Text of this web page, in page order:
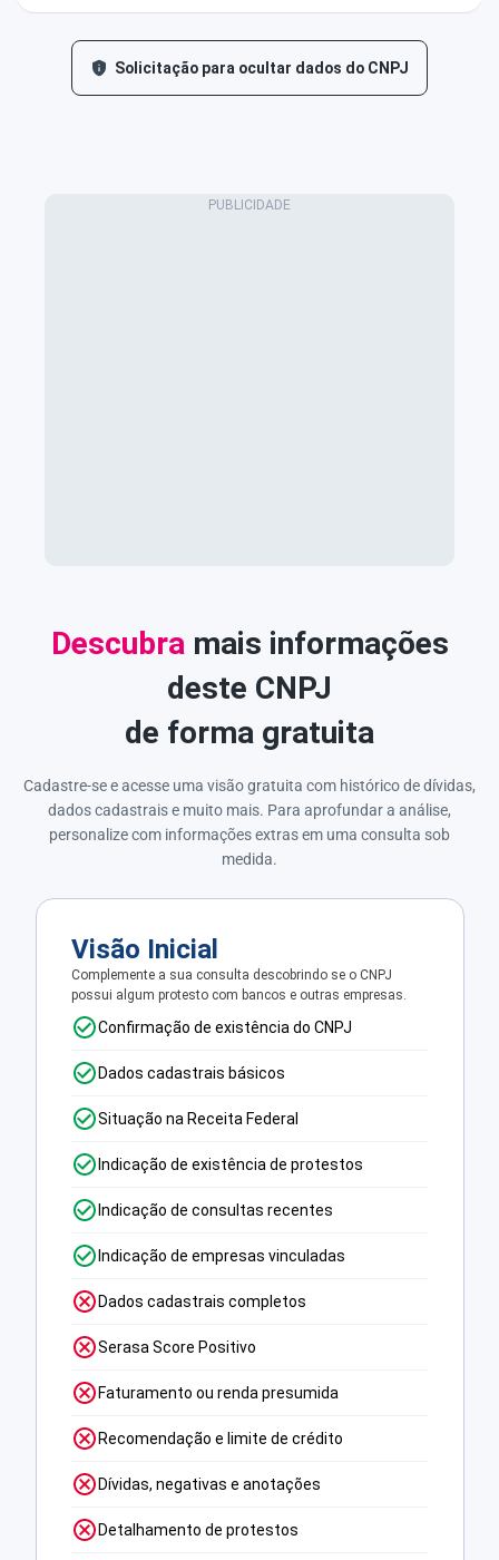
Solicitação para ocultar dados do CNPJ
Descubra mais informações
deste CNPJ
de forma gratuita
Cadastre-se e acesse uma visão gratuita com histórico de dívidas,
dados cadastrais e muito mais. Para aprofundar a análise,
personalize com informações extras em uma consulta sob
medida.
Visão Inicial
Complemente a sua consulta descobrindo se o CNPJ
possui algum protesto com bancos e outras empresas.
Confirmação de existência do CNPJ
Dados cadastrais básicos
Situação na Receita Federal
Indicação de existência de protestos
Indicação de consultas recentes
Indicação de empresas vinculadas
Dados cadastrais completos
Serasa Score Positivo
Faturamento ou renda presumida
Recomendação e limite de crédito
Dívidas, negativas e anotações
Detalhamento de protestos